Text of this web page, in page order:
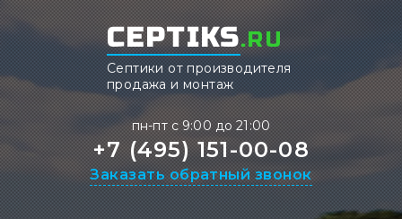
CEPTIKS.RU
Септики от производителя
продажа и монтаж
пн-пт с 9:00 до 21:00
+7 (495) 151-00-08
Заказать обратный звонок